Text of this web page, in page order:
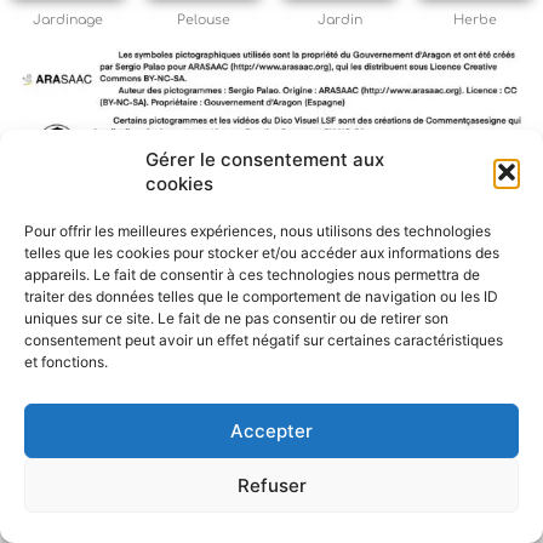
Gérer le consentement aux
cookies
Pour offrir les meilleures expériences, nous utilisons des technologies
telles que les cookies pour stocker et/ou accéder aux informations des
appareils. Le fait de consentir à ces technologies nous permettra de
traiter des données telles que le comportement de navigation ou les ID
uniques sur ce site. Le fait de ne pas consentir ou de retirer son
consentement peut avoir un effet négatif sur certaines caractéristiques
et fonctions.
Accepter
Refuser
Jardinage Pelouse Jardin Herbe
a
c
e
b
o
h
a
t
s
A
e
s
s
e
n
r
a
r
t
a
g